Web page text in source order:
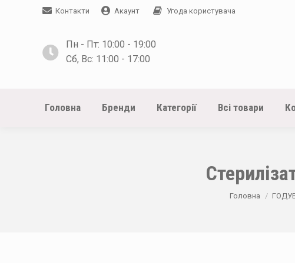
Контакти Акаунт Угода користувача
Пн - Пт: 10:00 - 19:00
Сб, Вс: 11:00 - 17:00
Головна Бренди Категорії Всі товари
You are here:
Головна